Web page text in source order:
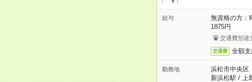
給与
無資格の方：
1875円
交通費別途
交通費 全額支
勤務地
浜松市中央区
新浜松駅 / 上